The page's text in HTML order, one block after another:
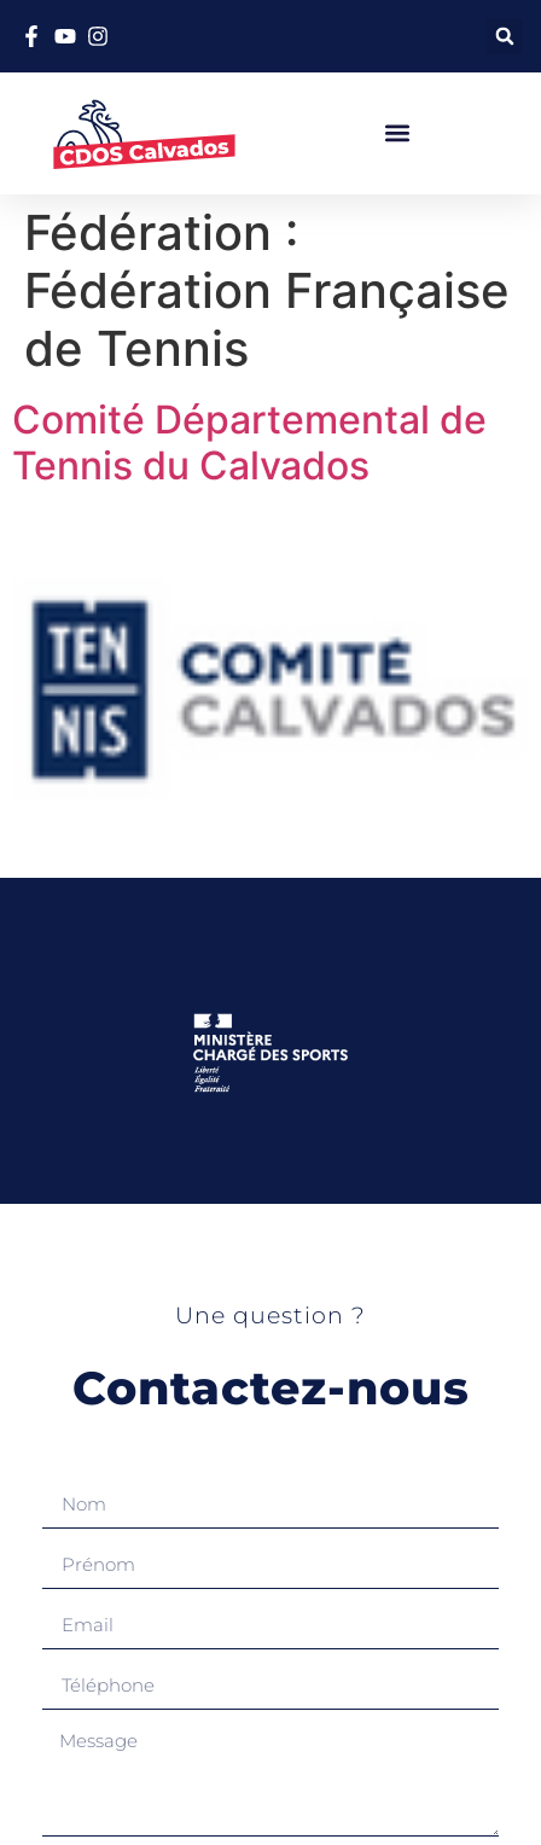
Fédération :
Fédération Française
de Tennis
Comité Départemental de
Tennis du Calvados
Une question ?
Contactez-nous